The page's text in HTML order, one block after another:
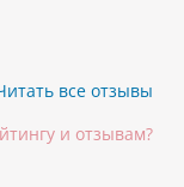
все отзывы
и отзывам?